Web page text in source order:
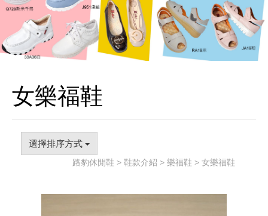
女樂福鞋
選擇排序方式
路豹休閒鞋 > 鞋款介紹 > 樂福鞋 > 女樂福鞋